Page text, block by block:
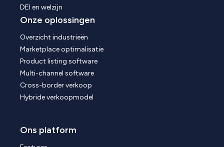
DEI en welzijn
Onze oplossingen
Overzicht industrieën
Marketplace optimalisatie
Product listing software
Multi-channel software
Cross-border verkoop
Hybride verkoopmodel
Ons platform